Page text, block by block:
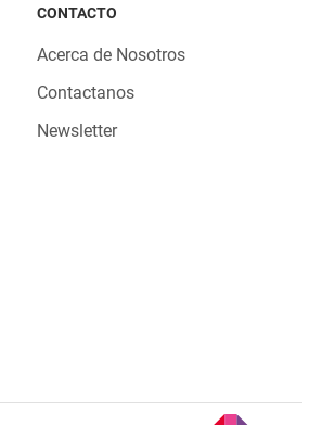
CONTACTO
Acerca de Nosotros
Contactanos
Newsletter